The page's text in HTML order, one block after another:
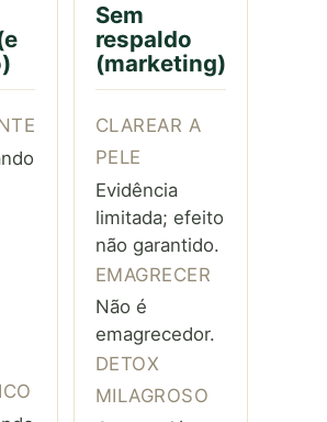
Sem
respaldo
(marketing)
CLAREAR A
PELE
Evidência
limitada; efeito
não garantido.
EMAGRECER
Não é
emagrecedor.
DETOX
MILAGROSO